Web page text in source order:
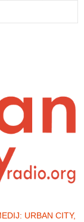
URBAN CITY,